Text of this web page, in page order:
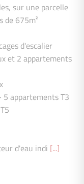
sur une parcelle
de 675m²
d'escalier
et 2 appartements
5 appartements T3
d'eau indi [...]